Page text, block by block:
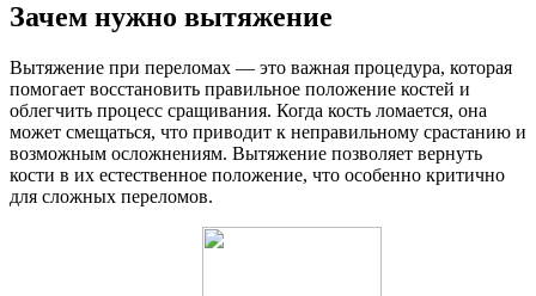
Зачем нужно вытяжение
Вытяжение при переломах — это важная процедура, которая
помогает восстановить правильное положение костей и
облегчить процесс сращивания. Когда кость ломается, она
может смещаться, что приводит к неправильному срастанию и
возможным осложнениям. Вытяжение позволяет вернуть
кости в их естественное положение, что особенно критично
для сложных переломов.